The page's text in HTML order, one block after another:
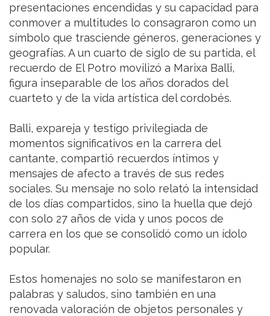
presentaciones encendidas y su capacidad para
conmover a multitudes lo consagraron como un
símbolo que trasciende géneros, generaciones y
geografías. A un cuarto de siglo de su partida, el
recuerdo de El Potro movilizó a Marixa Balli,
figura inseparable de los años dorados del
cuarteto y de la vida artística del cordobés.
Balli, expareja y testigo privilegiada de
momentos significativos en la carrera del
cantante, compartió recuerdos íntimos y
mensajes de afecto a través de sus redes
sociales. Su mensaje no solo relató la intensidad
de los días compartidos, sino la huella que dejó
con solo 27 años de vida y unos pocos de
carrera en los que se consolidó como un ídolo
popular.
Estos homenajes no solo se manifestaron en
palabras y saludos, sino también en una
renovada valoración de objetos personales y